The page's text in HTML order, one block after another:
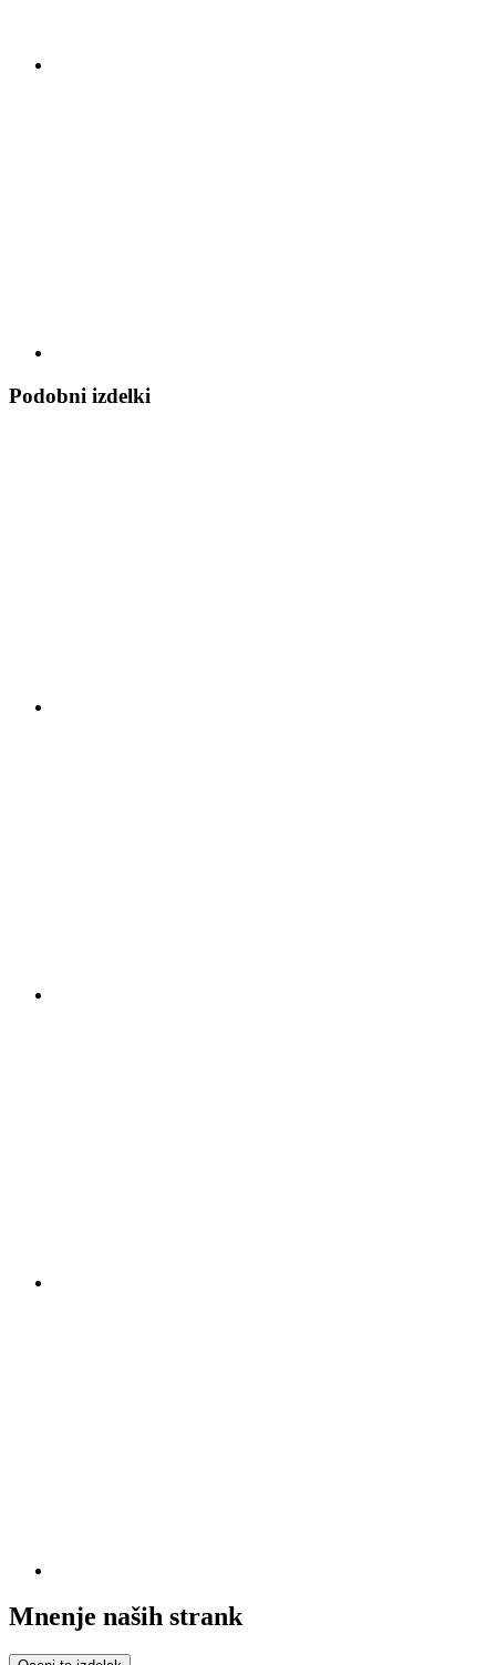
Podobni izdelki
Mnenje naših strank